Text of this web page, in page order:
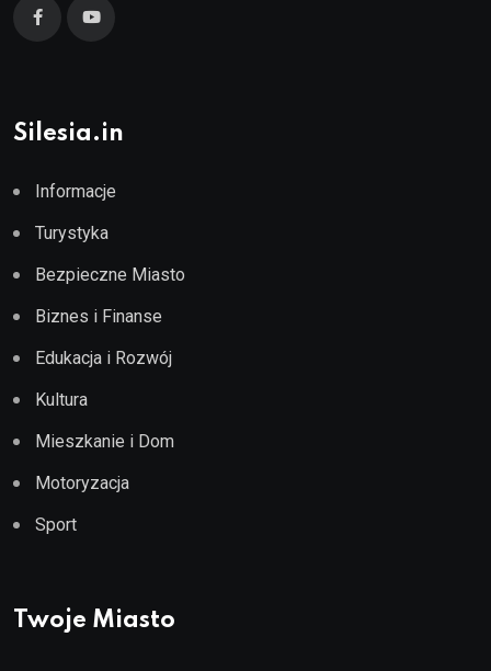
Silesia.in
Informacje
Turystyka
Bezpieczne Miasto
Biznes i Finanse
Edukacja i Rozwój
Kultura
Mieszkanie i Dom
Motoryzacja
Sport
Twoje Miasto